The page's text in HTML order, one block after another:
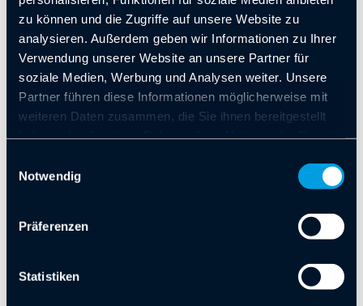
zu können und die Zugriffe auf unsere Website zu
analysieren. Außerdem geben wir Informationen zu Ihrer
Verwendung unserer Website an unsere Partner für
soziale Medien, Werbung und Analysen weiter. Unsere
Partner führen diese Informationen möglicherweise mit
weiteren Daten zusammen, die Sie ihnen bereitgestellt
Cookies, wenn Sie unsere Webseite weiterhin nutzen.
Notwendig
Präferenzen
Statistiken
#xponential #AutonomeSysteme
#AutonomeMobilität
XPONENTIAL Europe – Europäische